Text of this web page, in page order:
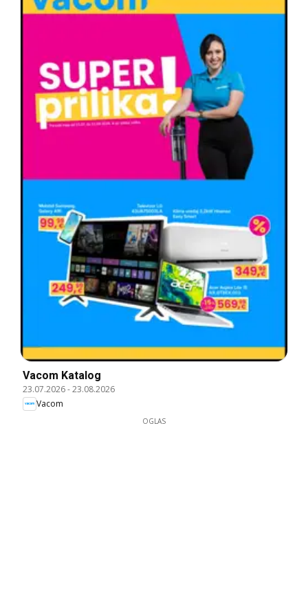
Vacom Katalog
23.07.2026-23.08.2026
Vacom
OGLAS